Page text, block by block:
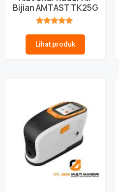
Bijian AMTAST TK25G
Lihat produk